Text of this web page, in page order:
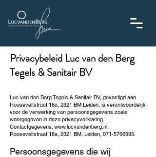
Privacybeleid Luc van den Berg
Tegels & Sanitair BV
Luc van den Berg Tegels & Sanitair BV, gevestigd aan
Rooseveltstraat 18a, 2321 BM Leiden, is verantwoordelijk
voor de verwerking van persoonsgegevens zoals
weergegeven in deze privacyverklaring.
Contactgegevens:www.lucvandenberg.nl,
Rooseveltstraat 18a, 2321 BM, Leiden, 071-5766995.
Persoonsgegevens die wij